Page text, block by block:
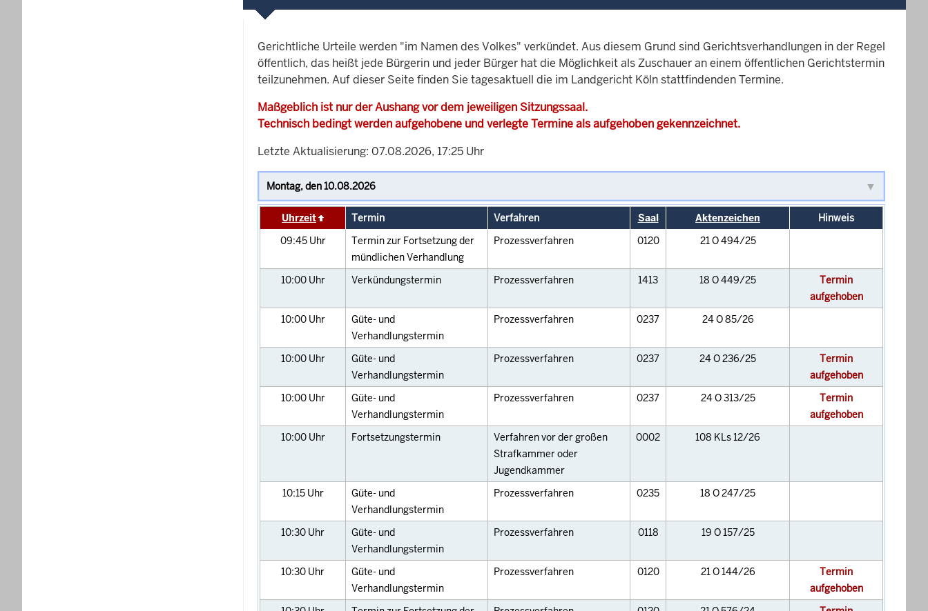
Gerichtliche Urteile werden "im Namen des Volkes" verkündet. Aus diesem Grund sind Gerichtsverhandlungen in der Regel
öffentlich, das heißt jede Bürgerin und jeder Bürger hat die Möglichkeit als Zuschauer an einem öffentlichen Gerichtstermin
teilzunehmen. Auf dieser Seite finden Sie tagesaktuell die im Landgericht Köln stattfindenden Termine.
Maßgeblich ist nur der Aushang vor dem jeweiligen Sitzungssaal.
Technisch bedingt werden aufgehobene und verlegte Termine als aufgehoben gekennzeichnet.
Letzte Aktualisierung: 07.08.2026, 17:25 Uhr
Uhrzeit Termin Verfahren Saal Aktenzeichen
Hinweis
09:45 Uhr
Termin zur Fortsetzung der
mündlichen Verhandlung
Prozessverfahren 0120 21 O 494/25
10:00 Uhr Verkündungstermin Prozessverfahren 1413 18 O 449/25
Termin
aufgehoben
10:00 Uhr
Güte- und
Verhandlungstermin
Prozessverfahren 0237 24 O 85/26
10:00 Uhr
Güte- und
Verhandlungstermin
Prozessverfahren 0237 24 O 236/25
Termin
aufgehoben
10:00 Uhr
Güte- und
Verhandlungstermin
Prozessverfahren 0237 24 O 313/25
Termin
aufgehoben
10:00 Uhr Fortsetzungstermin
Verfahren vor der großen
Strafkammer oder
Jugendkammer
0002 108 KLs 12/26
10:15 Uhr
Güte- und
Verhandlungstermin
Prozessverfahren 0235 18 O 247/25
10:30 Uhr
Güte- und
Verhandlungstermin
Prozessverfahren 0118 19 O 157/25
10:30 Uhr
Güte- und
Verhandlungstermin
Prozessverfahren 0120 21 O 144/26
Termin
aufgehoben